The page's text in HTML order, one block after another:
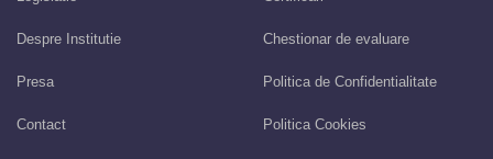
Despre Institutie
Presa
Contact
Chestionar de evaluare
Politica de Confidentialitate
Politica Cookies